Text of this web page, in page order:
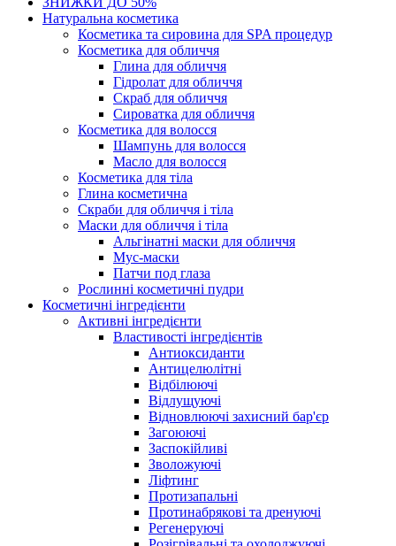
Натуральна косметика
Косметика та сировина для SPA процедур
Косметика для обличчя
Глина для обличчя
Гідролат для обличчя
Скраб для обличчя
Сироватка для обличчя
Косметика для волосся
Шампунь для волосся
Масло для волосся
Косметика для тіла
Глина косметична
Скраби для обличчя і тіла
Маски для обличчя і тіла
Альгінатні маски для обличчя
Мус-маски
Патчи под глаза
Рослинні косметичні пудри
Косметичні інгредієнти
Активні інгредієнти
Властивості інгредієнтів
Антиоксиданти
Антицелюлітні
Відбілюючі
Відлущуючі
Відновлюючі захисний бар'єр
Загоюючі
Заспокійливі
Зволожуючі
Ліфтинг
Протизапальні
Протинабрякові та дренуючі
Регенеруючі